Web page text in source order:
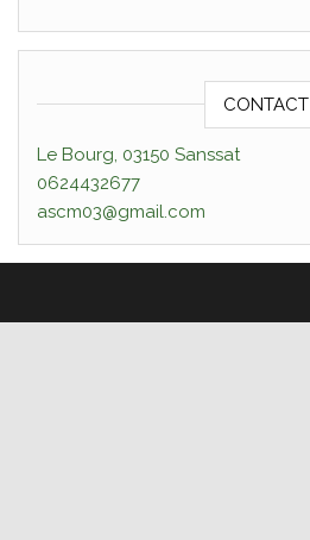
CONTACT
Le Bourg, 03150 Sanssat
0624432677
ascm03@gmail.com